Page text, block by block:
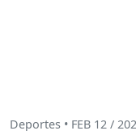
Deportes • FEB 12 /